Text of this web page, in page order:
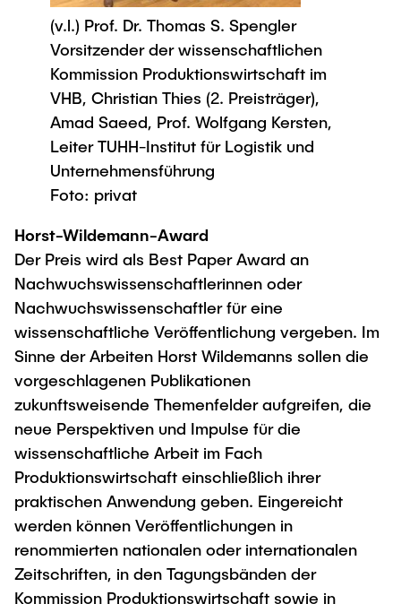
(v.l.) Prof. Dr. Thomas S. Spengler
Vorsitzender der wissenschaftlichen
Kommission Produktionswirtschaft im
VHB, Christian Thies (2. Preisträger),
Amad Saeed, Prof. Wolfgang Kersten,
Leiter TUHH-Institut für Logistik und
Unternehmensführung
Foto: privat
Horst-Wildemann-Award
Der Preis wird als Best Paper Award an
Nachwuchswissenschaftlerinnen oder
Nachwuchswissenschaftler für eine
wissenschaftliche Veröffentlichung vergeben. Im
Sinne der Arbeiten Horst Wildemanns sollen die
vorgeschlagenen Publikationen
zukunftsweisende Themenfelder aufgreifen, die
neue Perspektiven und Impulse für die
wissenschaftliche Arbeit im Fach
Produktionswirtschaft einschließlich ihrer
praktischen Anwendung geben. Eingereicht
werden können Veröffentlichungen in
renommierten nationalen oder internationalen
Zeitschriften, in den Tagungsbänden der
Kommission Produktionswirtschaft sowie in